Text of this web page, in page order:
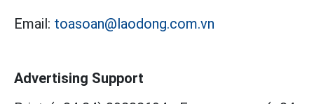
Email: toasoan@laodong.com.vn
Advertising Support